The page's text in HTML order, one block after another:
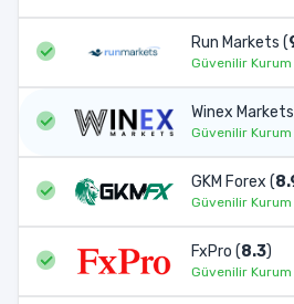
Run Markets (
Güvenilir Kurum
Winex
Güvenilir Kurum
GKM Forex (
Güvenilir Kurum
FxPro (8.3)
Güvenilir Kurum